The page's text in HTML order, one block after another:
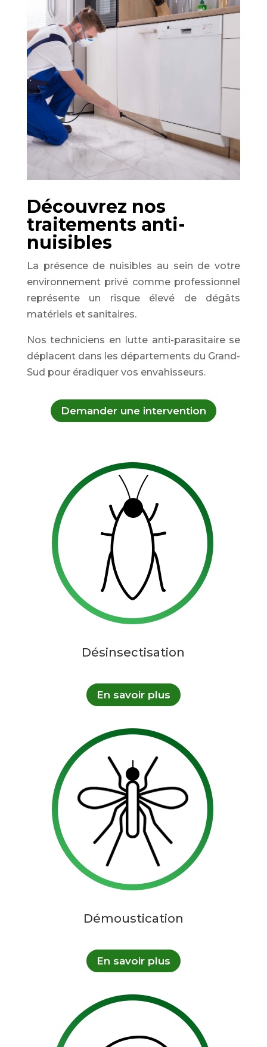
Découvrez nos
traitements anti-
nuisibles
La présence de nuisibles au sein de votre
environnement privé comme professionnel
représente un risque élevé de dégâts
matériels et sanitaires.
Nos techniciens en lutte anti-parasitaire se
déplacent dans les départements du Grand-
Sud pour éradiquer vos envahisseurs.
Demander une intervention
Désinsectisation
En savoir plus
Démoustication
En savoir plus